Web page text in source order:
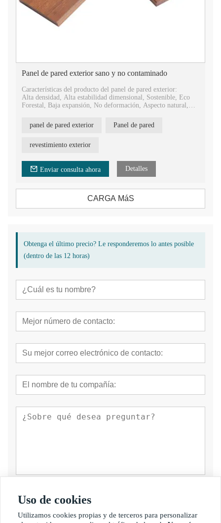
Panel de pared exterior sano y no contaminado
Características del producto del panel de pared exterior:
Alta densidad, Alta estabilidad dimensional, Sostenible, Eco
Forestal, Baja expansión, No deformación, Aspecto natural,
Ventajas del producto de revestimiento exterior de bambú:
moho, a prueba de polillas, resistente a rayones, producción en
panel de pared exterior Panel de pared
revestimiento exterior
Enviar consulta ahora Detalles
CARGA MáS
Obtenga el último precio? Le responderemos lo antes posible
(dentro de las 12 horas)
presentar
Uso de cookies
Utilizamos cookies propias y de terceros para personalizar